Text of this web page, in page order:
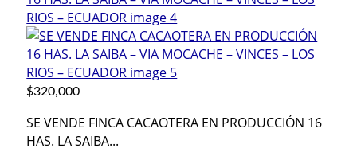
$320,000
SE VENDE FINCA CACAOTERA EN PRODUCCIÓN 16
HAS. LA SAIBA...